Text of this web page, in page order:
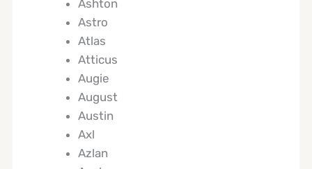
Ashton
Astro
Atlas
Atticus
Augie
August
Austin
Axl
Azlan